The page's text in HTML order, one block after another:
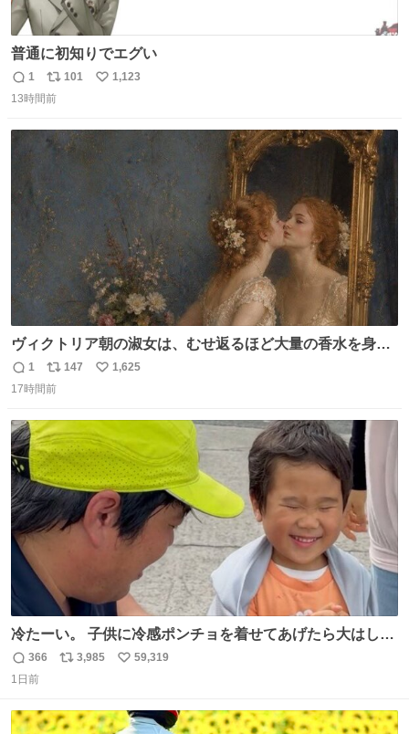
普通に初知りでエグい
返
信
1
リ
ポ
ト
101
い
1,123
13時間前
ヴィクトリア朝の淑女は、むせ返るほど大量の香水を身に
つけるものではないとされていた。それでも香水は、髪や
肌の手入れと同じくらい、ヴィクトリア朝の女性達の美容
が知る香水よりも単純な組成で、その大部分は薔薇、菫、
ベルガモット、
返
信
1
リ
ポ
ト
数
147
い
数
1,625
17時間前
冷たーい。 子供に冷感ポンチョを着せてあげたら大はしゃ
ぎで喜んでくれました。 こんな素敵な代物を提供してくれ
た山口県の恩師に感謝。
返
信
366
リ
ト
3,985
い
数
59,319
1日前